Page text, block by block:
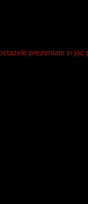
prezentate in